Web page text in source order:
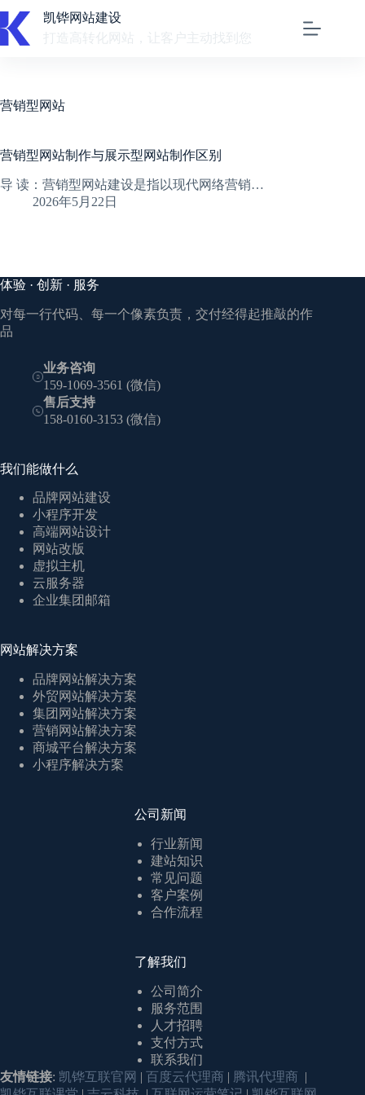
至
凯铧网站建设
打造高转化网站，让客户主动找到您
营销型网站
营销型网站制作与展示型网站制作区别
导 读：营销型网站建设是指以现代网络营销…
2026年5月22日
体验 · 创新 · 服务
对每一行代码、每一个像素负责，交付经得起推敲的作
品
业务咨询
159-1069-3561 (微信)
售后支持
158-0160-3153 (微信)
我们能做什么
品牌网站建设
小程序开发
高端网站设计
网站改版
虚拟主机
云服务器
企业集团邮箱
网站解决方案
品牌网站解决方案
外贸网站解决方案
集团网站解决方案
营销网站解决方案
商城平台解决方案
小程序解决方案
公司新闻
行业新闻
建站知识
常见问题
客户案例
合作流程
了解我们
公司简介
服务范围
人才招聘
支付方式
联系我们
友情链接: 凯铧互联官网 | 百度云代理商 | 腾讯代理商 |